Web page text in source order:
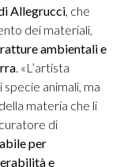
Allegrucci, che
dei materiali,
ambientali e
. «L’artista
animali, ma
materia che li
di
per
e